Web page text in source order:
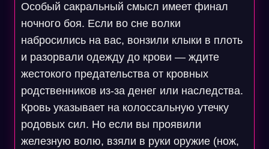
Особый сакральный смысл имеет финал
ночного боя. Если во сне волки
набросились на вас, вонзили клыки в плоть
и разорвали одежду до крови — ждите
жестокого предательства от кровных
родственников из-за денег или наследства.
Кровь указывает на колоссальную утечку
родовых сил. Но если вы проявили
железную волю, взяли в руки оружие (нож,